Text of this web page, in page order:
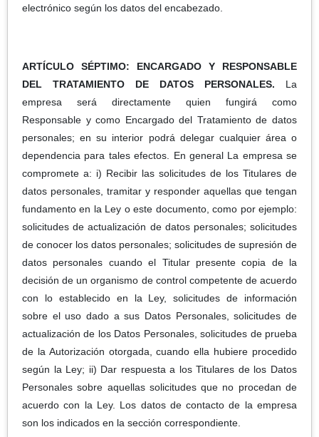
electrónico según los datos del encabezado.
ARTÍCULO SÉPTIMO: ENCARGADO Y RESPONSABLE
DEL TRATAMIENTO DE DATOS PERSONALES. La
empresa será directamente quien fungirá como
Responsable y como Encargado del Tratamiento de datos
personales; en su interior podrá delegar cualquier área o
dependencia para tales efectos. En general La empresa se
compromete a: i) Recibir las solicitudes de los Titulares de
datos personales, tramitar y responder aquellas que tengan
fundamento en la Ley o este documento, como por ejemplo:
solicitudes de actualización de datos personales; solicitudes
de conocer los datos personales; solicitudes de supresión de
datos personales cuando el Titular presente copia de la
decisión de un organismo de control competente de acuerdo
con lo establecido en la Ley, solicitudes de información
sobre el uso dado a sus Datos Personales, solicitudes de
actualización de los Datos Personales, solicitudes de prueba
de la Autorización otorgada, cuando ella hubiere procedido
según la Ley; ii) Dar respuesta a los Titulares de los Datos
Personales sobre aquellas solicitudes que no procedan de
acuerdo con la Ley. Los datos de contacto de la empresa
son los indicados en la sección correspondiente.